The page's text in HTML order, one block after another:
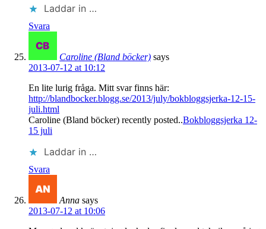
Laddar in …
Svara
Caroline (Bland böcker) says
2013-07-12 at 10:12
En lite lurig fråga. Mitt svar finns här:
http://blandbocker.blogg.se/2013/july/bokbloggsjerka-12-15-
juli.html
Caroline (Bland böcker) recently posted..Bokbloggsjerka 12-
15 juli
Laddar in …
Svara
Anna says
2013-07-12 at 10:06